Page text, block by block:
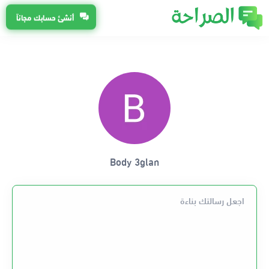
أنشئ حسابك مجاناً
Body 3glan